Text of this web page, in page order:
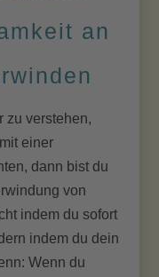
an
zu verstehen,
einer
dann bist du
von
indem du sofort
indem du dein
Wenn du